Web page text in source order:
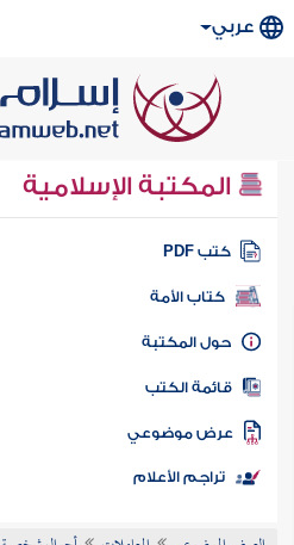
عربي
المكتبة الإسلامية
كتب PDF
كتاب الأمة
المكتبة
الكتب
موضوعي